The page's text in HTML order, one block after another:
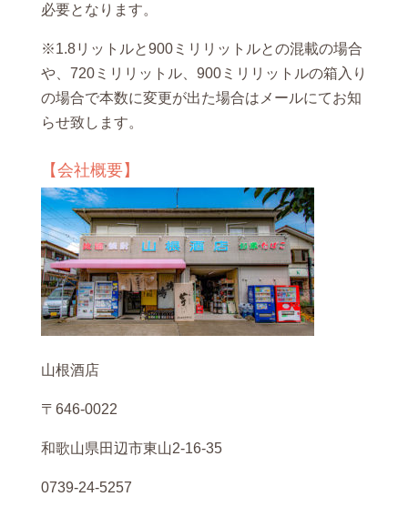
必要となります。
※1.8リットルと900ミリリットルとの混載の場合
や、720ミリリットル、900ミリリットルの箱入り
の場合で本数に変更が出た場合はメールにてお知
らせ致します。
【会社概要】
山根酒店
〒646-0022
和歌山県田辺市東山2-16-35
0739-24-5257